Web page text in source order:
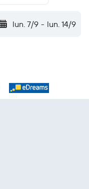
lun. 7/9 - lun. 14/9